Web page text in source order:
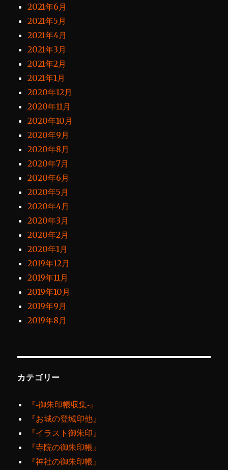
2021年6月
2021年5月
2021年4月
2021年3月
2021年2月
2021年1月
2020年12月
2020年11月
2020年10月
2020年9月
2020年8月
2020年7月
2020年6月
2020年5月
2020年4月
2020年3月
2020年2月
2020年1月
2019年12月
2019年11月
2019年10月
2019年9月
2019年8月
カテゴリー
『‐御朱印帳収集‐』
『お城の登城印他』
『イラスト御朱印』
『寺院の御朱印帳』
『神社の御朱印帳』